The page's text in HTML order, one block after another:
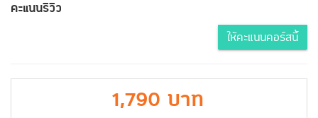
คะแนนรีวิว
ให้คะแนนคอร์สนี้
1,790 บาท